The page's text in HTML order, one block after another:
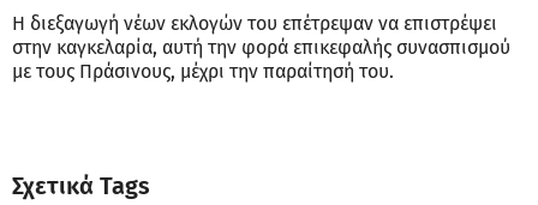
Η διεξαγωγή νέων εκλογών του επέτρεψαν να επιστρέψει
στην καγκελαρία, αυτή την φορά επικεφαλής συνασπισμού
με τους Πράσινους, μέχρι την παραίτησή του.
Σχετικά Tags